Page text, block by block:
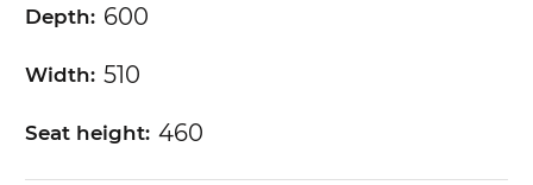
Depth: 600
Width: 510
Seat height: 460